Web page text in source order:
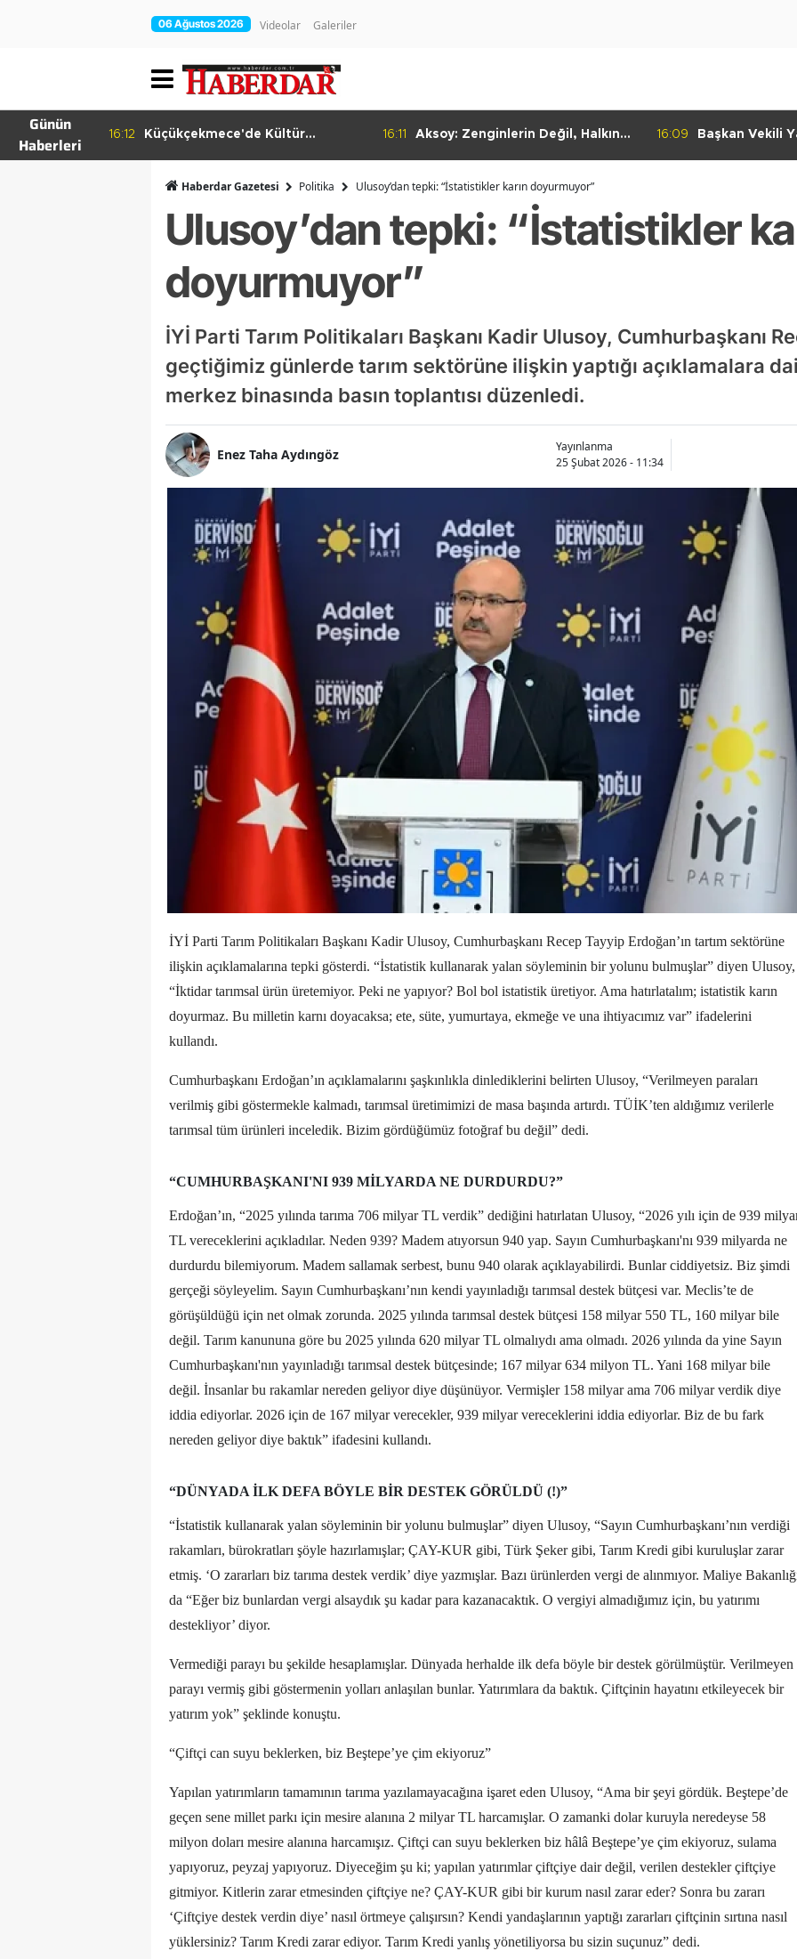
06 Ağustos 2026 Videolar Galeriler
Günün
Haberleri
16:12
Küçükçekmece'de Kültür
16:11
Aksoy: Zenginlerin Değil, Halkın
16:09
Başkan Vekili
Haberdar Gazetesi Politika Ulusoy’dan tepki: “İstatistikler karın doyurmuyor”
Ulusoy’dan tepki: “İstatistikler
doyurmuyor”
İYİ Parti Tarım Politikaları Başkanı Kadir Ulusoy, Cumhurbaşkanı
geçtiğimiz günlerde tarım sektörüne ilişkin yaptığı açıklamalara
merkez binasında basın toplantısı düzenledi.
Enez Taha Aydıngöz
Yayınlanma
25 Şubat 2026 - 11:34
İYİ Parti Tarım Politikaları Başkanı Kadir Ulusoy, Cumhurbaşkanı Recep Tayyip Erdoğan’ın tartım sektörüne
ilişkin açıklamalarına tepki gösterdi. “İstatistik kullanarak yalan söyleminin bir yolunu bulmuşlar” diyen Ulusoy,
“İktidar tarımsal ürün üretemiyor. Peki ne yapıyor? Bol bol istatistik üretiyor. Ama hatırlatalım; istatistik karın
doyurmaz. Bu milletin karnı doyacaksa; ete, süte, yumurtaya, ekmeğe ve una ihtiyacımız var” ifadelerini
kullandı.
Cumhurbaşkanı Erdoğan’ın açıklamalarını şaşkınlıkla dinlediklerini belirten Ulusoy, “Verilmeyen paraları
verilmiş gibi göstermekle kalmadı, tarımsal üretimimizi de masa başında artırdı. TÜİK’ten aldığımız verilerle
tarımsal tüm ürünleri inceledik. Bizim gördüğümüz fotoğraf bu değil” dedi.
“CUMHURBAŞKANI'NI 939 MILYARDA NE DURDURDU?”
Erdoğan’ın, “2025 yılında tarıma 706 milyar TL verdik” dediğini hatırlatan Ulusoy, “2026 yılı için de 939
TL vereceklerini açıkladılar. Neden 939? Madem atıyorsun 940 yap. Sayın Cumhurbaşkanı'nı 939 milyarda ne
durdurdu bilemiyorum. Madem sallamak serbest, bunu 940 olarak açıklayabilirdi. Bunlar ciddiyetsiz. Biz şimdi
gerçeği söyleyelim. Sayın Cumhurbaşkanı’nın kendi yayınladığı tarımsal destek bütçesi var. Meclis’te de
görüşüldüğü için net olmak zorunda. 2025 yılında tarımsal destek bütçesi 158 milyar 550 TL, 160 milyar bile
değil. Tarım kanununa göre bu 2025 yılında 620 milyar TL olmalıydı ama olmadı. 2026 yılında da yine Sayın
Cumhurbaşkanı'nın yayınladığı tarımsal destek bütçesinde; 167 milyar 634 milyon TL. Yani 168 milyar bile
değil. İnsanlar bu rakamlar nereden geliyor diye düşünüyor. Vermişler 158 milyar ama 706 milyar verdik diye
iddia ediyorlar. 2026 için de 167 milyar verecekler, 939 milyar vereceklerini iddia ediyorlar. Biz de bu fark
nereden geliyor diye baktık” ifadesini kullandı.
“DÜNYADA ILK DEFA BÖYLE BIR DESTEK GÖRÜLDÜ (!)”
“İstatistik kullanarak yalan söyleminin bir yolunu bulmuşlar” diyen Ulusoy, “Sayın Cumhurbaşkanı’nın verdiği
rakamları, bürokratları şöyle hazırlamışlar; ÇAY-KUR gibi, Türk Şeker gibi, Tarım Kredi gibi kuruluşlar zarar
etmiş. ‘O zararları biz tarıma destek verdik’ diye yazmışlar. Bazı ürünlerden vergi de alınmıyor. Maliye
da “Eğer biz bunlardan vergi alsaydık şu kadar para kazanacaktık. O vergiyi almadığımız için, bu yatırımı
destekliyor’ diyor.
Vermediği parayı bu şekilde hesaplamışlar. Dünyada herhalde ilk defa böyle bir destek görülmüştür. Verilmeyen
parayı vermiş gibi göstermenin yolları anlaşılan bunlar. Yatırımlara da baktık. Çiftçinin hayatını etkileyecek bir
yatırım yok” şeklinde konuştu.
“Çiftçi can suyu beklerken, biz Beştepe’ye çim ekiyoruz”
Yapılan yatırımların tamamının tarıma yazılamayacağına işaret eden Ulusoy, “Ama bir şeyi gördük. Beştepe’de
geçen sene millet parkı için mesire alanına 2 milyar TL harcamışlar. O zamanki dolar kuruyla neredeyse 58
milyon doları mesire alanına harcamışız. Çiftçi can suyu beklerken biz hâlâ Beştepe’ye çim ekiyoruz, sulama
yapıyoruz, peyzaj yapıyoruz. Diyeceğim şu ki; yapılan yatırımlar çiftçiye dair değil, verilen destekler çiftçiye
gitmiyor. Kitlerin zarar etmesinden çiftçiye ne? ÇAY-KUR gibi bir kurum nasıl zarar eder? Sonra bu zararı
‘Çiftçiye destek verdin diye’ nasıl örtmeye çalışırsın? Kendi yandaşlarının yaptığı zararları çiftçinin sırtına nasıl
yüklersiniz? Tarım Kredi zarar ediyor. Tarım Kredi yanlış yönetiliyorsa bu sizin suçunuz” dedi.